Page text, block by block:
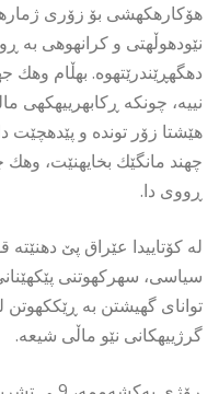
هۆكارهكهشی بۆ زۆری
نێودهوڵهتی و كرانهوهی به
دهگهڕێندرێتهوه. بهڵام
نییه، چونكه ڕكابهرییهكهی
هێشتا زۆر تونده و پێدهچێت
چهند مانگێك بخایهنێت، وهك
ڕووی دا.
له كۆتاییدا عێراق پێ دهنێته
سیاسی، سهركهوتنی
توانای گهیشتن به ڕێككهوتن
گرژییهكانی نێو ماڵی شیعه.